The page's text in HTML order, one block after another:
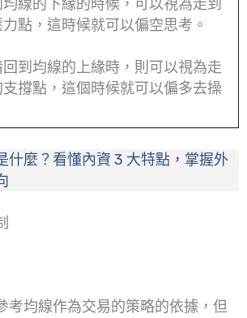
線的下緣的時候，可以視為走到
點，這時候就可以偏空思考。
到均線的上緣時，則可以視為走
撐點，這個時候就可以偏多去操
什麼？看懂內資 3 大特點，掌握外
考均線作為交易的策略的依據，但